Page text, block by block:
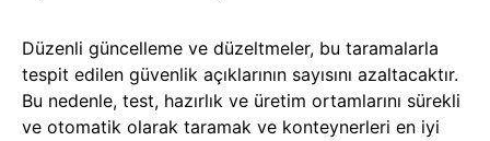
Düzenli güncelleme ve düzeltmeler, bu taramalarla
tespit edilen güvenlik açıklarının sayısını azaltacaktır.
Bu nedenle, test, hazırlık ve üretim ortamlarını sürekli
ve otomatik olarak taramak ve konteynerleri en iyi